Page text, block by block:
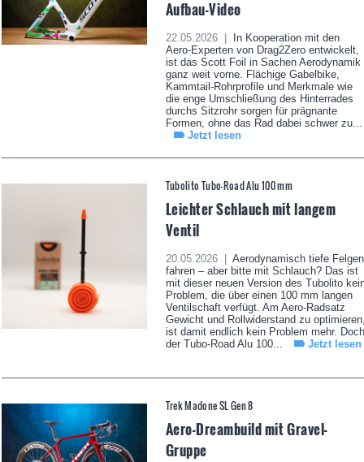
Aufbau-Video
22.05.2026 |
In Kooperation mit den
Aero-Experten von Drag2Zero entwickelt,
ist das Scott Foil in Sachen Aerodynamik
ganz weit vorne. Flächige Gabelbike,
Kammtail-Rohrprofile und Merkmale wie
die enge Umschließung des Hinterrades
durchs Sitzrohr sorgen für prägnante
Formen, ohne das Rad dabei schwer zu...
Jetzt lesen
Tubolito Tubo-Road Alu 100 mm
Leichter Schlauch mit langem
Ventil
20.05.2026 |
Aerodynamisch tiefe Felgen
fahren – aber bitte mit Schlauch? Das ist
mit dieser neuen Version des Tubolito
Problem, die über einen 100 mm langen
Ventilschaft verfügt. Am Aero-Radsatz
Gewicht und Rollwiderstand zu
ist damit endlich kein Problem mehr. Doch
der Tubo-Road Alu 100...
Jetzt lesen
Trek Madone SL Gen 8
Aero-Dreambuild mit Gravel-
Gruppe